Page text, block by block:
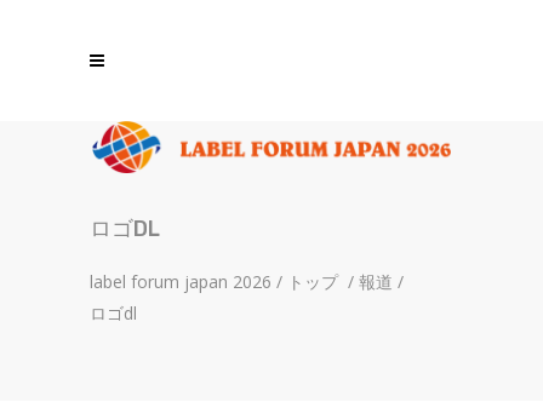
ロゴDL
label forum japan 2026 / トップ / 報道 /
ロゴdl